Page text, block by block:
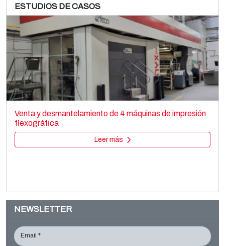
UTECO AMETHYST
Printing machines
Flexo CI
Leer más
ESTUDIOS DE CASOS
Venta y desmantelamiento de 4 máquinas de impresión
flexográfica
Leer más
NEWSLETTER
Email *